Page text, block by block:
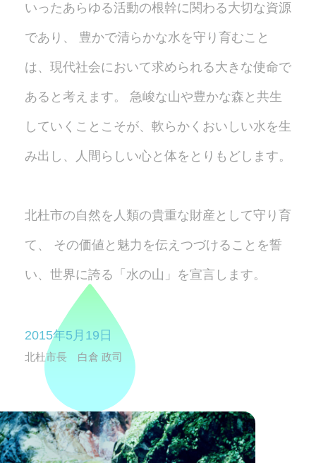
いったあらゆる活動の根幹に関わる大切な資源
であり、 豊かで清らかな水を守り育むこと
は、 現代社会において求められる大きな使命で
あると考えます。 急峻な山や豊かな森と共生
していくことこそが、 軟らかくおいしい水を生
み出し、人間らしい心と体をとりもどします。
北杜市の自然を人類の貴重な財産として守り育
て、 その価値と魅力を伝えつづけることを誓
い、世界に誇る「水の山」を宣言します。
2015年5月19日
北杜市長 白倉 政司